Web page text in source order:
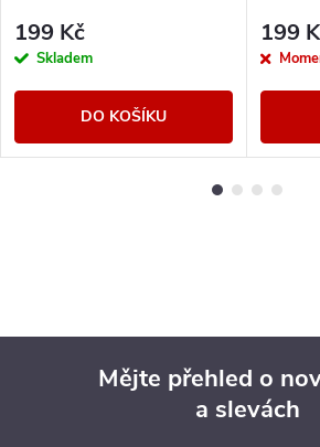
199 Kč
Skladem
DO KOŠÍKU
199
Mějte přehled o
a slevách